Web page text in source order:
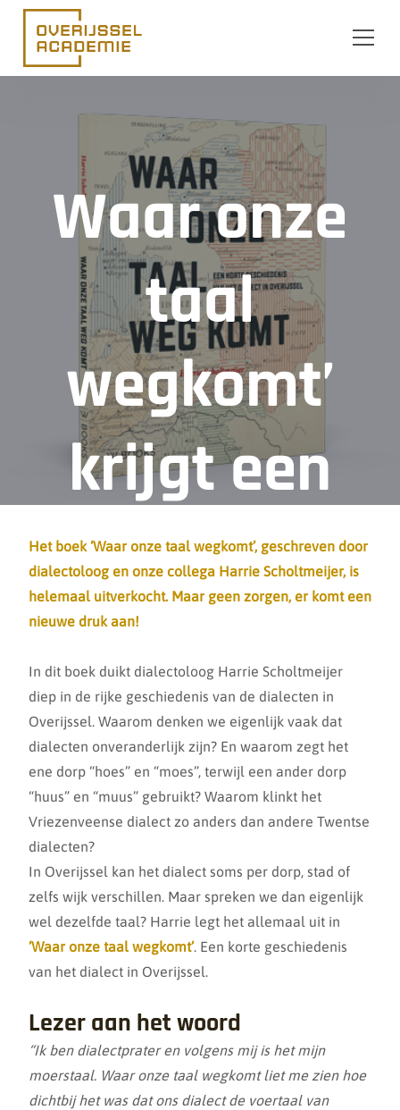
Ga naar de inhoud
Waar onze
taal
wegkomt’
krijgt een
nieuwe
druk!
Het boek ‘Waar onze taal wegkomt’, geschreven door
dialectoloog en onze collega Harrie Scholtmeijer, is
helemaal uitverkocht. Maar geen zorgen, er komt een
nieuwe druk aan!
In dit boek duikt dialectoloog Harrie Scholtmeijer
diep in de rijke geschiedenis van de dialecten in
Overijssel. Waarom denken we eigenlijk vaak dat
dialecten onveranderlijk zijn? En waarom zegt het
ene dorp “hoes” en “moes”, terwijl een ander dorp
“huus” en “muus” gebruikt? Waarom klinkt het
Vriezenveense dialect zo anders dan andere Twentse
dialecten?
In Overijssel kan het dialect soms per dorp, stad of
zelfs wijk verschillen. Maar spreken we dan eigenlijk
wel dezelfde taal? Harrie legt het allemaal uit in
‘Waar onze taal wegkomt’. Een korte geschiedenis
van het dialect in Overijssel.
Lezer aan het woord
“Ik ben dialectprater en volgens mij is het mijn
moerstaal. Waar onze taal wegkomt liet me zien hoe
dichtbij het was dat ons dialect de voertaal van